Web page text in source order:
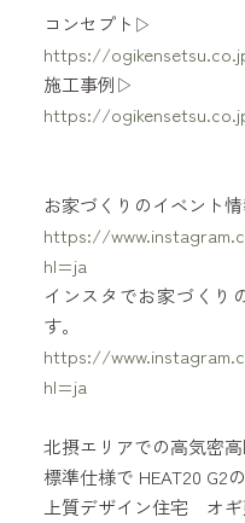
コンセプト▷
https://
施工事例▷
https://
お家づくりのイベント
https://
hl=ja
インスタでお家づくり
す。
https://
hl=ja
北摂エリアでの高気密
標準仕様で HEAT20 G2
上質デザイン住宅 オ